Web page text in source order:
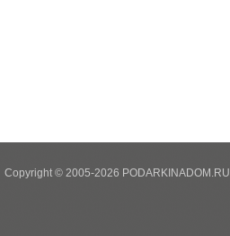
Copyright © 2005-2026 PODARKINADOM.RU